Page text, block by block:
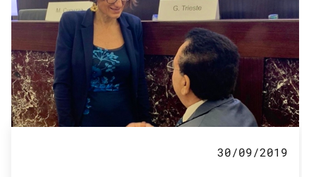
30/09/2019